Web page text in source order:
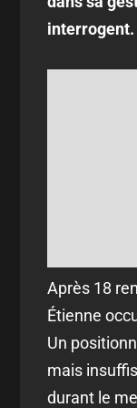
interrogent.
Après 18
Étienne
Un
mais
durant le